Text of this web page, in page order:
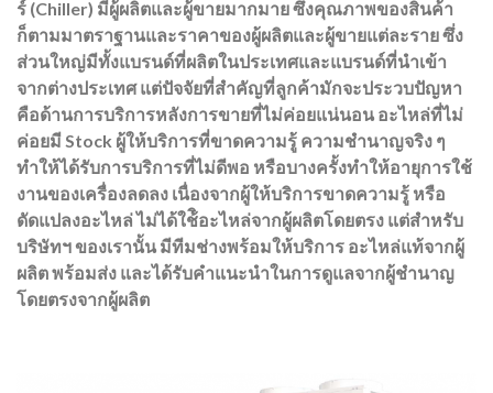
ร์ (Chiller) มีผู้ผลิตและผู้ขายมากมาย ซึ่งคุณภาพของสินค้า
ก็ตามมาตราฐานและราคาของผู้ผลิตและผู้ขายแต่ละราย ซึ่ง
ส่วนใหญ่มีทั้งแบรนด์ที่ผลิตในประเทศและแบรนด์ที่นำเข้า
จากต่างประเทศ แต่ปัจจัยที่สำคัญที่ลูกค้ามักจะประวบปัญหา
คือด้านการบริการหลังการขายที่ไม่ค่อยแน่นอน อะไหล่ที่ไม่
ค่อยมี Stock ผู้ให้บริการที่ขาดความรู้ ความชำนาญจริง ๆ
ทำให้ได้รับการบริการที่ไม่ดีพอ หรือบางครั้งทำให้อายุการใช้
งานของเครื่องลดลง เนื่องจากผู้ให้บริการขาดความรู้ หรือ
ดัดแปลงอะไหล่ ไม่ได้ใช้ิอะไหล่จากผู้ผลิตโดยตรง แต่สำหรับ
บริษัทฯ ของเรานั้น มีทีมช่างพร้อมให้บริการ อะไหล่แท้จากผู้
ผลิต พร้อมส่ง และได้รับคำแนะนำในการดูแลจากผู้ชำนาญ
โดยตรงจากผู้ผลิต